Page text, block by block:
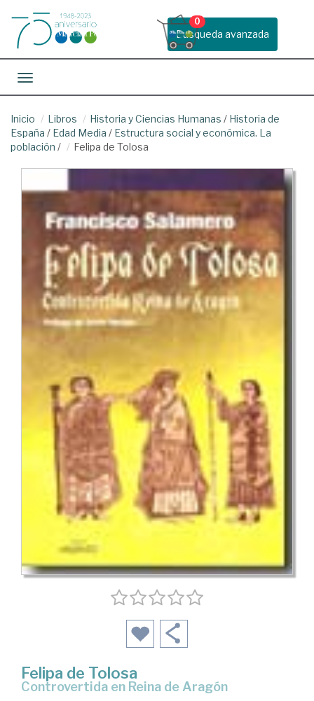
Busqueda avanzada
0
Toggle navigation
Inicio Libros Historia y Ciencias Humanas / Historia de
España / Edad Media / Estructura social y económica. La
población / Felipa de Tolosa
Felipa de Tolosa
controvertida en Reina de Aragón